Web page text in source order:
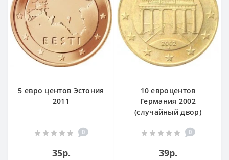
5 евро центов Эстония
2011
0
35р.
10 евроцентов
Германия 2002
(случайный двор)
0
39р.